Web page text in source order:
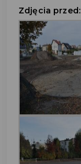
Zdjęcia przed: